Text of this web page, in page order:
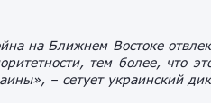
на Ближнем Востоке
тем более, что
– сетует украинский